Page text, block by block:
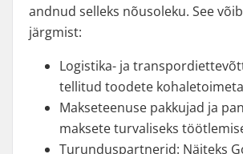
andnud selleks nõusoleku. See
järgmist:
Logistika- ja
tellitud toodete
Makseteenuse pakkujad ja
maksete turvaliseks
Turunduspartnerid: Näiteks